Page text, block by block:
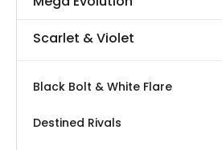
Scarlet & Violet
Black Bolt & White Flare
Destined Rivals